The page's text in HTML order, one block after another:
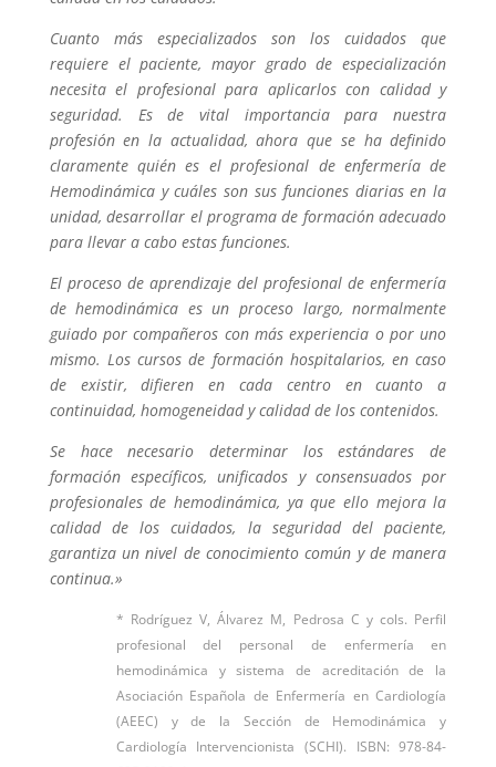
Cuanto más especializados son los cuidados que
requiere el paciente, mayor grado de especialización
necesita el profesional para aplicarlos con calidad y
seguridad. Es de vital importancia para nuestra
profesión en la actualidad, ahora que se ha definido
claramente quién es el profesional de enfermería de
Hemodinámica y cuáles son sus funciones diarias en la
unidad, desarrollar el programa de formación adecuado
para llevar a cabo estas funciones.
El proceso de aprendizaje del profesional de enfermería
de hemodinámica es un proceso largo, normalmente
guiado por compañeros con más experiencia o por uno
mismo. Los cursos de formación hospitalarios, en caso
de existir, difieren en cada centro en cuanto a
continuidad, homogeneidad y calidad de los contenidos.
Se hace necesario determinar los estándares de
formación específicos, unificados y consensuados por
profesionales de hemodinámica, ya que ello mejora la
calidad de los cuidados, la seguridad del paciente,
garantiza un nivel de conocimiento común y de manera
continua.»
* Rodríguez V, Álvarez M, Pedrosa C y cols. Perfil
profesional del personal de enfermería en
hemodinámica y sistema de acreditación de la
Asociación Española de Enfermería en Cardiología
(AEEC) y de la Sección de Hemodinámica y
Cardiología Intervencionista (SCHI). ISBN: 978-84-